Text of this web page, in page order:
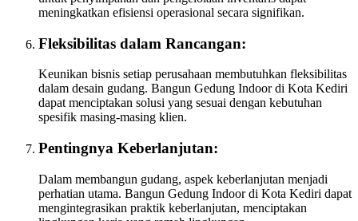
meningkatkan efisiensi operasional secara signifikan.
Fleksibilitas dalam Rancangan:
Keunikan bisnis setiap perusahaan membutuhkan fleksibilitas
dalam desain gudang. Bangun Gedung Indoor di Kota Kediri
dapat menciptakan solusi yang sesuai dengan kebutuhan
spesifik masing-masing klien.
Pentingnya Keberlanjutan:
Dalam membangun gudang, aspek keberlanjutan menjadi
perhatian utama. Bangun Gedung Indoor di Kota Kediri dapat
mengintegrasikan praktik keberlanjutan, menciptakan